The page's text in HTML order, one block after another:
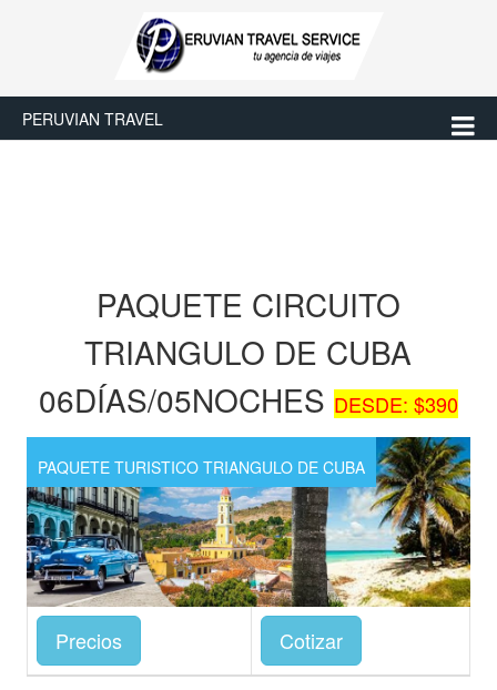
PERUVIAN TRAVEL
PAQUETE CIRCUITO
TRIANGULO DE CUBA
06DÍAS/05NOCHES DESDE: $390
PAQUETE TURISTICO TRIANGULO DE CUBA
Precios Cotizar